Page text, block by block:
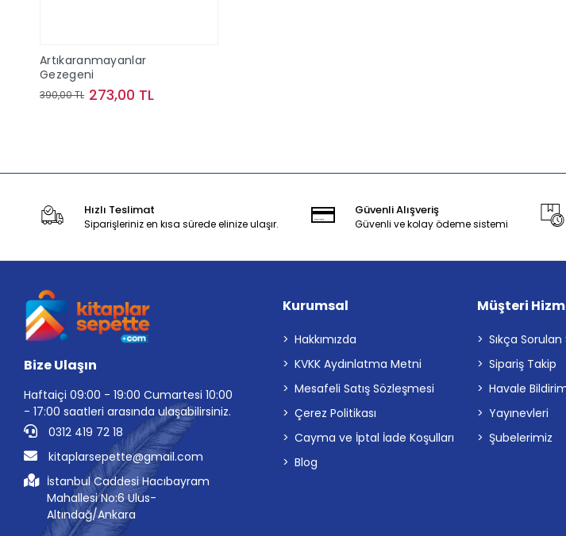
Artıkaranmayanlar
Gezegeni
390,00 TL 273,00 TL
Hızlı Teslimat
Siparişleriniz en kısa sürede elinize ulaşır.
Güvenli Alışveriş
Güvenli ve kolay ödeme sistemi
Bize Ulaşın
Haftaiçi 09:00 - 19:00 Cumartesi 10:00
- 17:00 saatleri arasında ulaşabilirsiniz.
0312 419 72 18
kitaplarsepette@gmail.com
İstanbul Caddesi Hacıbayram
Mahallesi No:6 Ulus-
Altındağ/Ankara
Kurumsal
Hakkımızda
KVKK Aydınlatma Metni
Mesafeli Satış Sözleşmesi
Çerez Politikası
Cayma ve İptal İade Koşulları
Blog
Müşteri
Sıkça
Sipariş Takip
Havale
Yayınevleri
Şubelerimiz